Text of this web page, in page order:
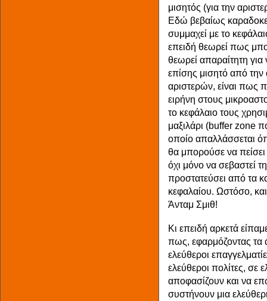
μισητός (για την
Εδώ βεβαίως
συμμαχεί με το
επειδή θεωρεί πως
θεωρεί απαραίτητη για
επίσης μισητό από
αριστερών, είναι πως
ειρήνη στους
το κεφάλαιο τους
μαξιλάρι (buffer zone
οποίο απαλλάσσεται
θα μπορούσε να
όχι μόνο να σεβαστεί
προστατεύσει από τα
κεφαλαίου. Ωστόσο,
Άνταμ Σμιθ!
Κι επειδή αρκετά
πως, εφαρμόζοντας τα
ελεύθεροι
ελεύθεροι πολίτες, σε
αποφασίζουν και να
συστήνουν μια